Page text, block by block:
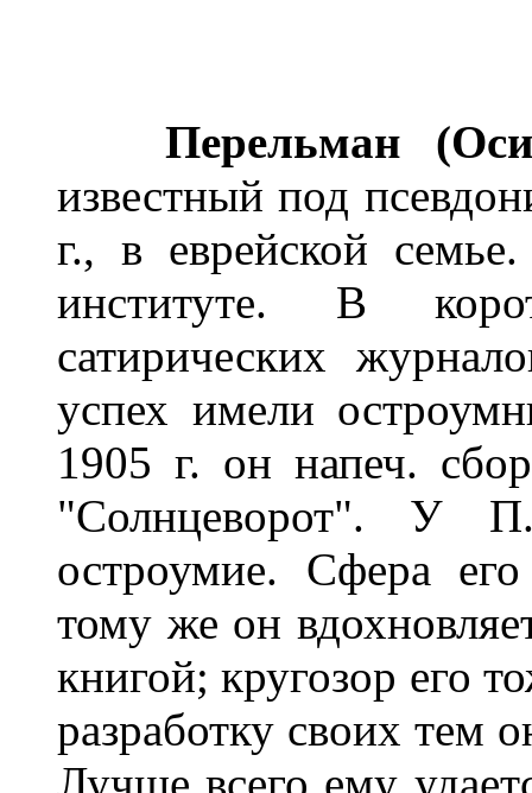
Перельман
известный под
г., в еврейской
институте. В
сатирических
успех имели
1905 г. он напеч.
"Солнцеворот". У
остроумие. Сфера
тому же он
книгой; кругозор его
разработку своих тем